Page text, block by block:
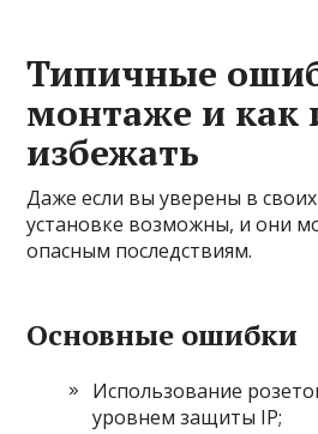
Типичные
монтаже и как
избежать
Даже если вы уверены в
установке возможны, и они
опасным последствиям.
Основные ошибки
Использование
уровнем защиты IP;